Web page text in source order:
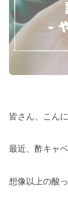
皆さん、こん
最近、酢キャ
想像以上の酸